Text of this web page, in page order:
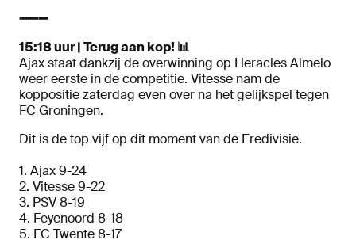
➖➖➖
15:18 uur | Terug aan kop! 📊
Ajax staat dankzij de overwinning op Heracles Almelo
weer eerste in de competitie. Vitesse nam de
koppositie zaterdag even over na het gelijkspel tegen
FC Groningen.
Dit is de top vijf op dit moment van de Eredivisie.
1. Ajax 9-24
2. Vitesse 9-22
3. PSV 8-19
4. Feyenoord 8-18
5. FC Twente 8-17